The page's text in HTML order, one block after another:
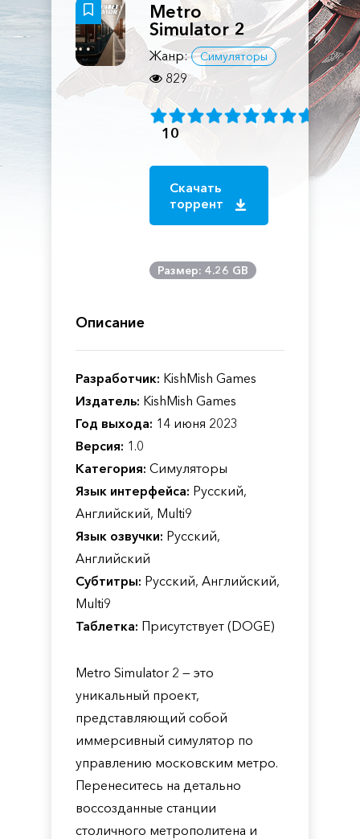
Metro
Simulator 2
Жанр: Симуляторы
829
10
Скачать
торрент
Размер: 4.26 GB
Описание
Разработчик: KishMish Games
Издатель: KishMish Games
Год выхода: 14 июня 2023
Версия: 1.0
Категория: Симуляторы
Язык интерфейса: Русский,
Английский, Multi9
Язык озвучки: Русский,
Английский
Субтитры: Русский, Английский,
Multi9
Таблетка: Присутствует (DOGE)
Metro Simulator 2 — это
уникальный проект,
представляющий собой
иммерсивный симулятор по
управлению московским метро.
Перенеситесь на детально
воссозданные станции
столичного метрополитена и